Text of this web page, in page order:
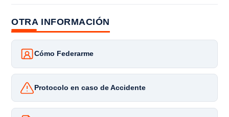
OTRA INFORMACIÓN
Cómo Federarme
Protocolo en caso de Accidente